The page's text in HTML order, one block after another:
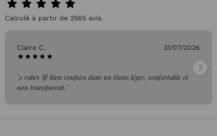
Calculé à partir de 2565 avis.
Claire C. 31/07/2026
"2 robes 👗 bien coupées dans un tissus léger, confortable et
non transparent."